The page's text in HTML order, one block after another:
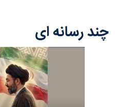
چند رسانه ای